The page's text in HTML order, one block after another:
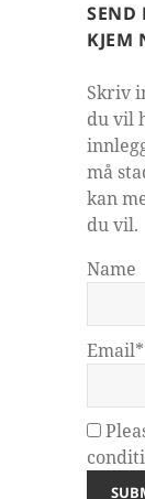
SEND
KJEM
Skriv
du vil
må
kan
du vil.
Name
Email*